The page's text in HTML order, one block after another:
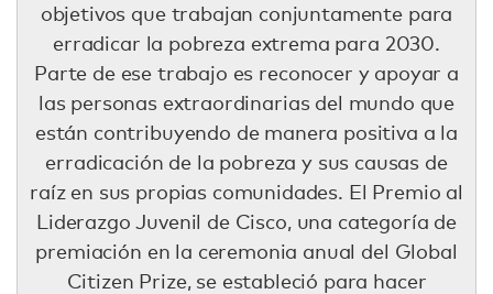
objetivos que trabajan conjuntamente para
erradicar la pobreza extrema para 2030.
Parte de ese trabajo es reconocer y apoyar a
las personas extraordinarias del mundo que
están contribuyendo de manera positiva a la
erradicación de la pobreza y sus causas de
raíz en sus propias comunidades. El Premio al
Liderazgo Juvenil de Cisco, una categoría de
premiación en la ceremonia anual del Global
Citizen Prize, se estableció para hacer